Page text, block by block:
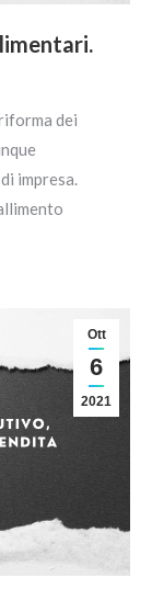
dei
impresa.
Ott
6
2021